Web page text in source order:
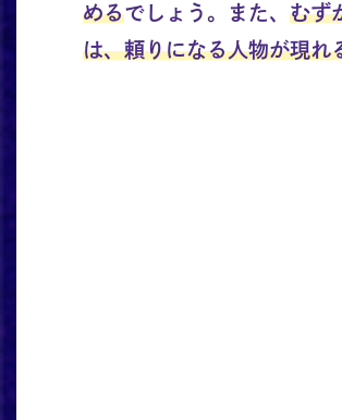
めるでしょう。また、 むず
は、頼りになる人物が現れ